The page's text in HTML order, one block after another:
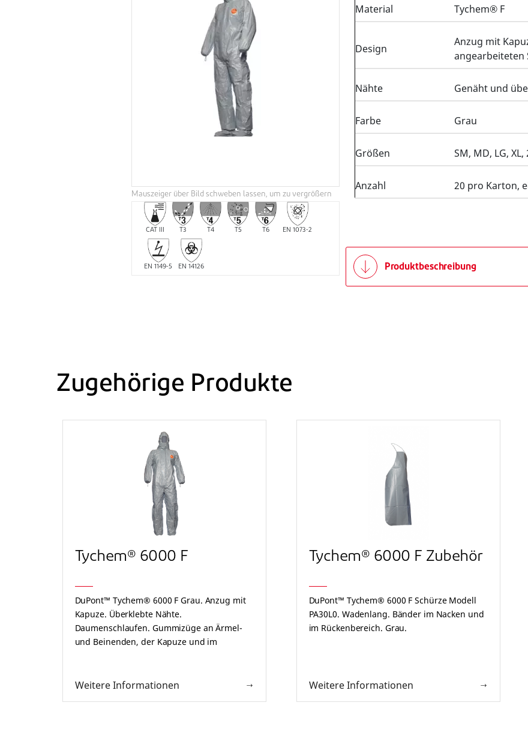
Mauszeiger über Bild schweben lassen, um zu vergrößern
CAT III T3 T4 T5 T6 EN 1073-2
EN 1149-5 EN 14126
Material Tychem® F
Design
Anzug mit
angearbeiteten
Nähte Genäht und
Farbe Grau
Größen SM, MD, LG, XL,
Anzahl 20 pro Karton,
Produktbeschreibung
Zugehörige Produkte
Tychem® 6000 F
DuPont™ Tychem® 6000 F Grau. Anzug mit
Kapuze. Überklebte Nähte.
Daumenschlaufen. Gummizüge an Ärmel-
und Beinenden, der Kapuze und im
Kinnabdeckung. Grau.
Weitere Informationen
Tychem® 6000 F Zubehör
DuPont™ Tychem® 6000 F Schürze Modell
PA30L0. Wadenlang. Bänder im Nacken und
im Rückenbereich. Grau.
Weitere Informationen